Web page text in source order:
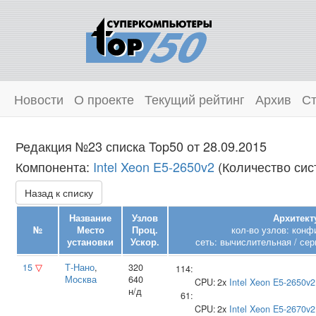
Новости О проекте Текущий рейтинг Архив
Редакция №23 списка Top50 от 28.09.2015
Компонента: Intel Xeon E5-2650v2 (Количество
Назад к списку
№
Название
Место
установки
Узлов
Проц.
Ускор.
кол-во узлов:
сеть: вычислительная /
15 ▽ Т‑Нано,
Москва
320
640
н/д
114:
CPU:2x Intel Xeon E5-2650v2
61:
CPU:2x Intel Xeon E5-2670v2